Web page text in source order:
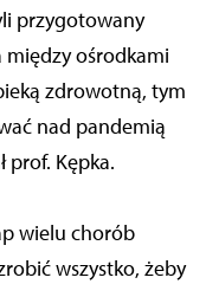
przygotowany
między ośrodkami
zdrowotną, tym
nad pandemią
prof. Kępka.
wielu chorób
wszystko, żeby